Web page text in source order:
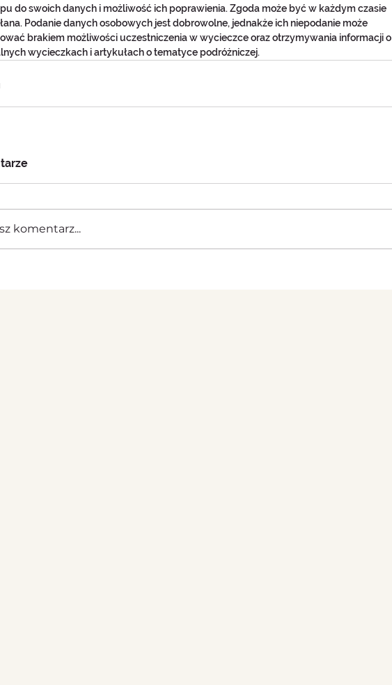
do swoich danych i możliwość ich poprawienia. Zgoda może być w każdym czasie
Podanie danych osobowych jest dobrowolne, jednakże ich niepodanie może
brakiem możliwości uczestniczenia w wycieczce oraz otrzymywania informacji o
wycieczkach i artykułach o tematyce podróżniczej.
komentarz...